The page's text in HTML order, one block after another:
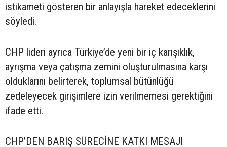
istikameti gösteren bir anlayışla hareket edeceklerini
söyledi.
CHP lideri ayrıca Türkiye’de yeni bir iç karışıklık,
ayrışma veya çatışma zemini oluşturulmasına karşı
olduklarını belirterek, toplumsal bütünlüğü
zedeleyecek girişimlere izin verilmemesi gerektiğini
ifade etti.
CHP’DEN BARIŞ SÜRECİNE KATKI MESAJI